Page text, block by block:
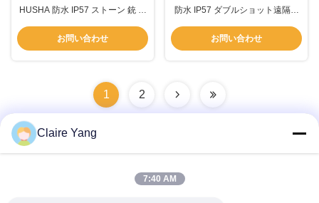
HUSHA 防水 IP57 ストーン 銃 防
トーン 銃 防水 IP57 ストーン 銃
防水 IP57 ストーン 銃 防水 IP57
お問い合わせ
防水 IP57 ダブルショット遠隔拘
用
お問い合わせ
1 2
Claire Yang
7:40 AM